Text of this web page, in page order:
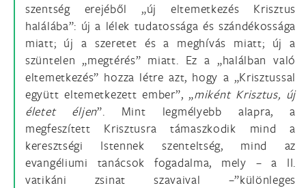
szentség erejéből „új eltemetkezés Krisztus
halálába”: új a lélek tudatossága és szándékossága
miatt; új a szeretet és a meghívás miatt; új a
szüntelen „megtérés” miatt. Ez a „halálban való
eltemetkezés” hozza létre azt, hogy a „Krisztussal
együtt eltemetkezett ember”, „miként Krisztus, új
életet éljen”. Mint legmélyebb alapra, a
megfeszített Krisztusra támaszkodik mind a
keresztségi Istennek szenteltség, mind az
evangéliumi tanácsok fogadalma, mely – a II.
vatikáni zsinat szavaival –”különleges